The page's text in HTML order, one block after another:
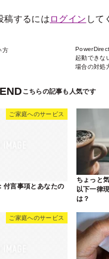
稿するにはログイン して
方
起動できな
場合の対処
ご家庭へのサービス
付言事項とあなたの
ちょっと
以下一律
は？
ご家庭へのサービス